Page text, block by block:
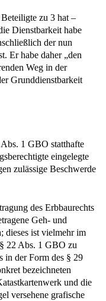
zu 3 hat –
Dienstbarkeit habe
der nun
Er habe daher „den
Weg in der
Grunddienstbarkeit
1 GBO statthafte
eingelegte
zulässige Beschwerde
des Erbbaurechts
Geh- und
dieses ist vielmehr im
22 Abs. 1 GBO zu
in der Form des § 29
bezeichneten
und die
versehene grafische